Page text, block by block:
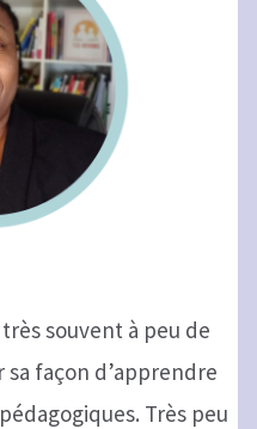
souvent à peu de
façon d’apprendre
Très peu